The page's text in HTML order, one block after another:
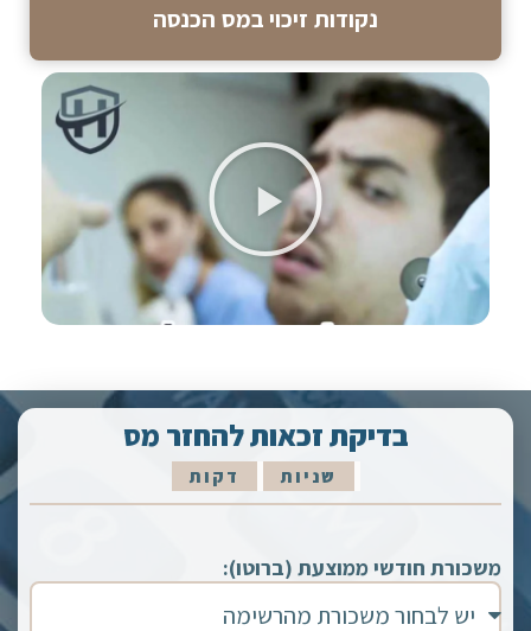
נקודות זיכוי במס הכנסה
בדיקת זכאות להחזר מס
דקות שניות
משכורת חודשי ממוצעת (ברוטו):